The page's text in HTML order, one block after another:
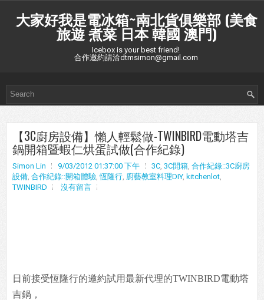
大家好我是電冰箱~南北貨俱樂部 (美食
旅遊 煮菜 日本 韓國 澳門)
Icebox is your best friend!
合作邀約請洽dtmsimon@gmail.com
【3C廚房設備】懶人輕鬆做-TWINBIRD電動塔吉
鍋開箱暨蝦仁烘蛋試做(合作紀錄)
Simon Lin 9/03/2012 01:37:00 下午 3C, 3C開箱, 合作紀錄::3C廚房
設備, 合作紀錄::開箱體驗,恆隆行, 廚藝教室料理DIY, kitchenlot,
TWINBIRD
沒有留言
日前接受恆隆行的邀約試用最新代理的TWINBIRD電動塔
吉鍋，